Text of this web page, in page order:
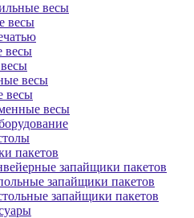
весы
весы
весы
весы
весы
весы
пакетов
запайщики пакетов
запайщики пакетов
запайщики пакетов